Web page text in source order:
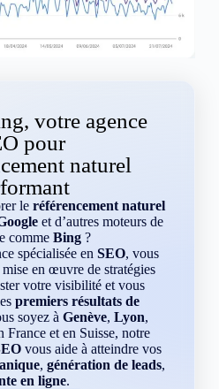
votre agence
pour
naturel
leréférencement naturel
et d’autres moteurs de
comme Bing?
spécialisée enSEO, vous
en œuvre de stratégies
votre visibilité et vous
premiers résultats de
soyez à Genève, Lyon,
France et en Suisse, notre
vous aide à atteindre vos
,génération de leads,
en ligne.